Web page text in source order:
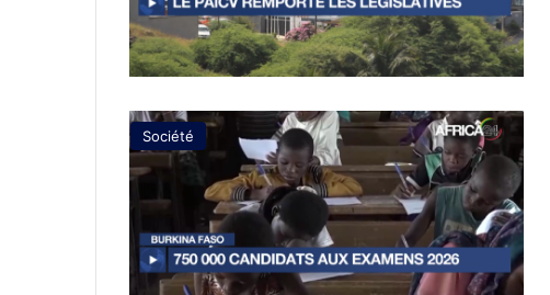
Société